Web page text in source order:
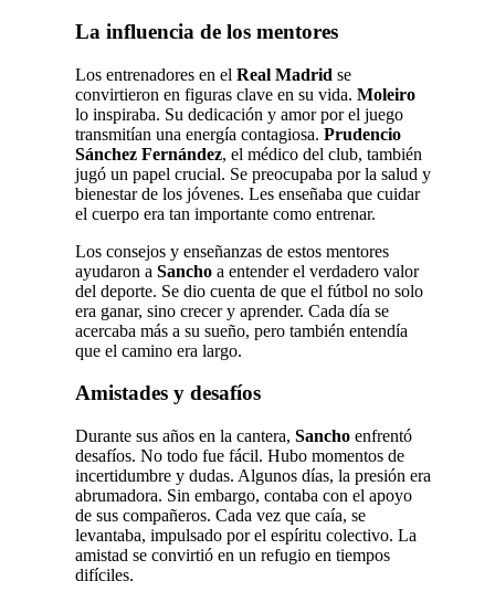
La influencia de los mentores
Los entrenadores en el Real Madrid se
convirtieron en figuras clave en su vida. Moleiro
lo inspiraba. Su dedicación y amor por el juego
transmitían una energía contagiosa. Prudencio
Sánchez Fernández, el médico del club, también
jugó un papel crucial. Se preocupaba por la salud y
bienestar de los jóvenes. Les enseñaba que cuidar
el cuerpo era tan importante como entrenar.
Los consejos y enseñanzas de estos mentores
ayudaron a Sancho a entender el verdadero valor
del deporte. Se dio cuenta de que el fútbol no solo
era ganar, sino crecer y aprender. Cada día se
acercaba más a su sueño, pero también entendía
que el camino era largo.
Amistades y desafíos
Durante sus años en la cantera, Sancho enfrentó
desafíos. No todo fue fácil. Hubo momentos de
incertidumbre y dudas. Algunos días, la presión era
abrumadora. Sin embargo, contaba con el apoyo
de sus compañeros. Cada vez que caía, se
levantaba, impulsado por el espíritu colectivo. La
amistad se convirtió en un refugio en tiempos
difíciles.